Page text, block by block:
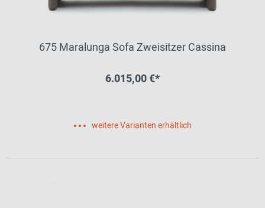
675 Maralunga Sofa Zweisitzer Cassina
6.015,00 €*
weitere Varianten erhältlich